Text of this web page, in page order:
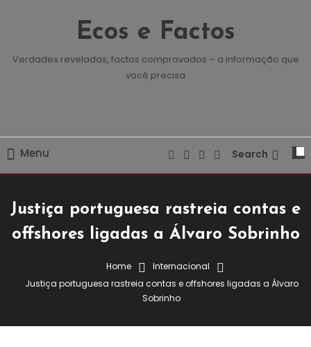
Ecos e Factos
Verdades reveladas, factos comprovados – a informação que
você precisa
Menu Search
Justiça portuguesa rastreia contas e
offshores ligadas a Álvaro Sobrinho
Home
Internacional
Justiça portuguesa rastreia contas e offshores ligadas a Álvaro
Sobrinho
Destaques
Internacional